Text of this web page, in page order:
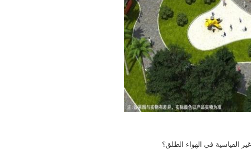
القياسية في الهواء الطلق؟